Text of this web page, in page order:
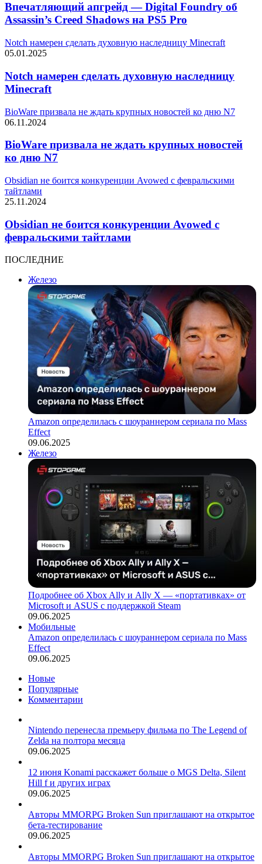
Впечатляющий апгрейд — Digital Foundry об
Assassin’s Creed Shadows на PS5 Pro
Notch намерен сделать духовную наследницу Minecraft
05.01.2025
Notch намерен сделать духовную наследницу
Minecraft
BioWare призвала не ждать крупных новостей ко дню N7
06.11.2024
BioWare призвала не ждать крупных новостей
ко дню N7
Obsidian не боится конкуренции Avowed с февральскими
тайтлами
25.11.2024
Obsidian не боится конкуренции Avowed с
февральскими тайтлами
ПОСЛЕДНИЕ
Железо
Amazon определилась с шоураннером сериала по Mass
Effect
09.06.2025
Железо
Подробнее об Xbox Ally и Ally X — «портативках» от
Microsoft и ASUS с поддержкой Steam
09.06.2025
Мобильные
Amazon определилась с шоураннером сериала по Mass
Effect
09.06.2025
Новые
Популярные
Комментарии
Nintendo перенесла премьеру фильма по The Legend of
Zelda на полтора месяца
09.06.2025
12 июня Konami расскажет больше о MGS Delta, Silent
Hill f и других играх
09.06.2025
Авторы MMORPG Broken Sun приглашают на открытое
бета-тестирование
09.06.2025
Авторы MMORPG Broken Sun приглашают на открытое